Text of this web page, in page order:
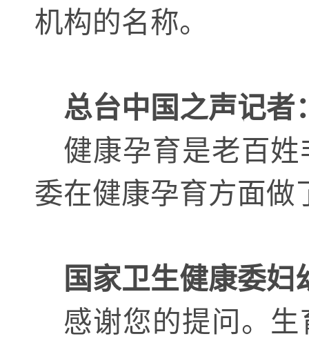
机构的名称。
总台中国之声记者
健康孕育是老百
委在健康孕育方面做
国家卫生健康委妇
感谢您的提问。